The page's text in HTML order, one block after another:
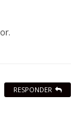
RESPONDER